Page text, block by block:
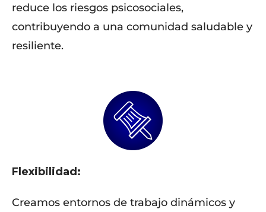
reduce los riesgos psicosociales,
contribuyendo a una comunidad saludable y
resiliente.
Flexibilidad:
Creamos entornos de trabajo dinámicos y